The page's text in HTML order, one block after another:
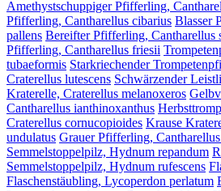
Amethystschuppiger Pfifferling,
Pfifferling, Cantharellus cibarius Blasser
pallens Bereifter Pfifferling, Cantharellus
Pfifferling, Cantharellus friesii
tubaeformis Starkriechender
Craterellus lutescens Schwärzender
Kraterelle, Craterellus melanoxeros
Cantharellus ianthinoxanthus
Craterellus cornucopioides Krause
undulatus Grauer Pfifferling,
Semmelstoppelpilz, Hydnum repandum
Semmelstoppelpilz, Hydnum rufescens
Flaschenstäubling, Lycoperdon perlatum